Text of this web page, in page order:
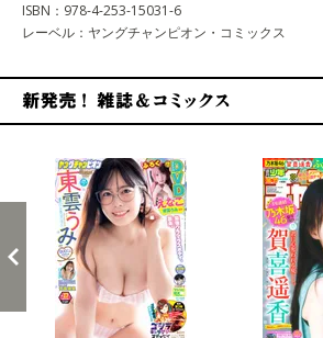
ISBN：978-4-253-15031-6
レーベル：ヤングチャンピオン・コミックス